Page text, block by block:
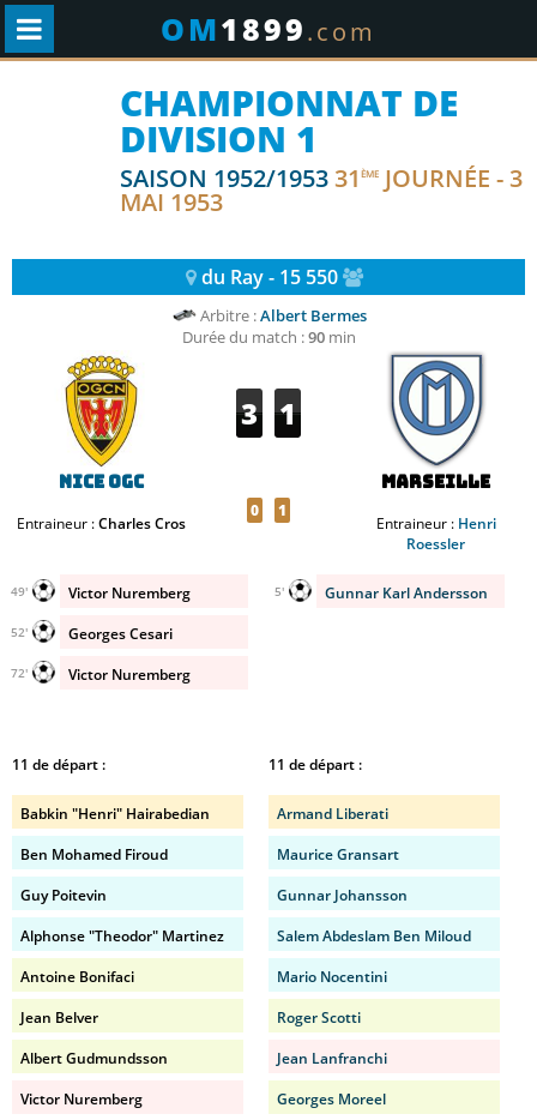
OM1899.com
CHAMPIONNAT DE
DIVISION 1
SAISON 1952/195331 ÈME JOURNÉE - 3
MAI 1953
du Ray - 15 550
Arbitre :Albert Bermes
Durée du match :90min
Nice OGC
Entraineur :Charles Cros
3 1
0 1
Marseille
Entraineur : Henri
Roessler
Victor Nuremberg
49'
Georges Cesari
52'
Victor Nuremberg
72'
Gunnar Karl Andersson
5'
11 de départ :
Babkin "Henri" Hairabedian
Ben Mohamed Firoud
Guy Poitevin
Alphonse "Theodor" Martinez
Antoine Bonifaci
Jean Belver
Albert Gudmundsson
Victor Nuremberg
11 de départ :
Armand Liberati
Maurice Gransart
Gunnar Johansson
Salem Abdeslam Ben Miloud
Mario Nocentini
Roger Scotti
Jean Lanfranchi
Georges Moreel